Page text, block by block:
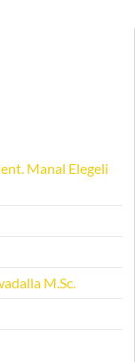
Manal Elegeli
M.Sc.